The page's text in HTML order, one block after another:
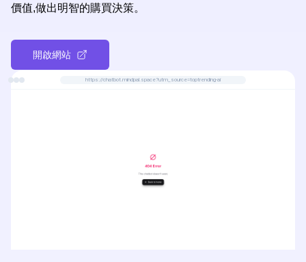
價值,做出明智的購買決策。
開啟網站
https://chatbot.mindpal.space?utm_source=toptrending-ai